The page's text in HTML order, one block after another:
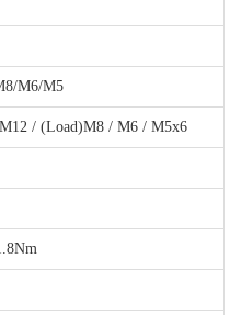
M6/M5
/ (Load)M8 / M6 / M5x6